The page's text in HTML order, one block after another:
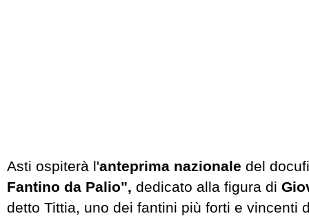
Asti ospiterà l'anteprima nazionale del
Fantino da Palio", dedicato alla figura di
detto Tittia, uno dei fantini più forti e vincenti